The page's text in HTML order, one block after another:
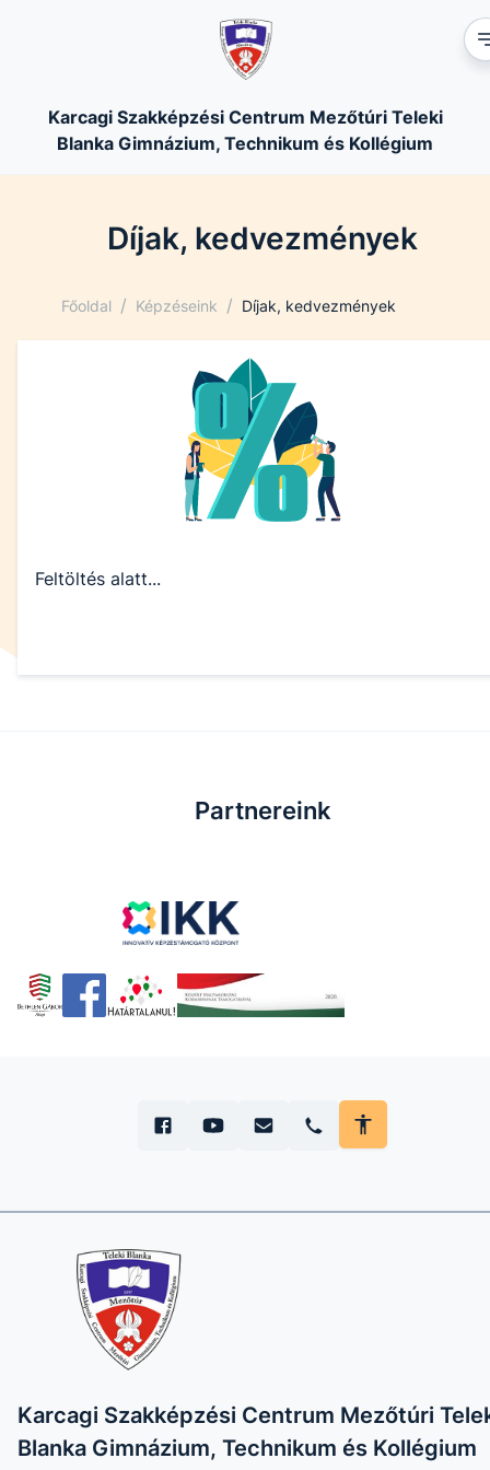
Karcagi Szakképzési Centrum Mezőtúri Teleki
Blanka Gimnázium, Technikum és Kollégium
Díjak, kedvezmények
Főoldal / Képzéseink / Díjak, kedvezmények
Feltöltés alatt...
Partnereink
Karcagi Szakképzési Centrum Mezőtúri
Blanka Gimnázium, Technikum és Kollégium